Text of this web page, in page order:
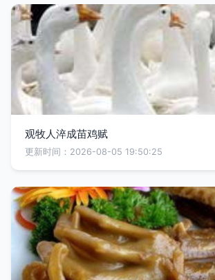
观牧人淬成苗鸡赋
更新时间：2026-08-05 19:50:25